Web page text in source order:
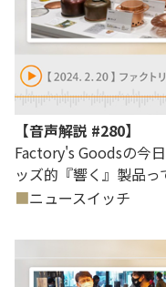
【音声解説 #280】
Factory's Goodsの今
ッズ的『響く』製品っ
ニュースイッチ